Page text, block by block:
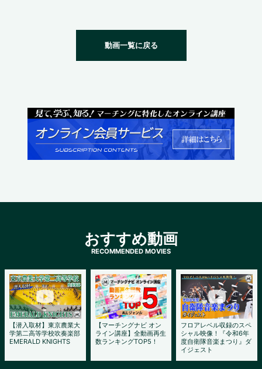
動画一覧に戻る
おすすめ動画
【潜入取材】東京農業大
学第二高等学校吹奏楽部
EMERALD KNIGHTS
【マーチングナビ オン
ライン講座】全動画再生
数ランキングTOP5！
フロアレベル収録のスペ
シャル映像！『令和6年
度自衛隊音楽まつり』ダ
イジェスト